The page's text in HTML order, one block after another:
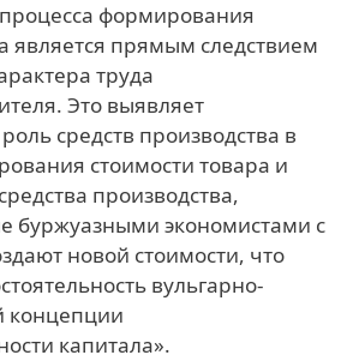
формирования
является прямым следствием
труда
Это выявляет
средств производства в
стоимости товара и
производства,
буржуазными экономистами с
новой стоимости, что
вульгарно-
концепции
капитала».